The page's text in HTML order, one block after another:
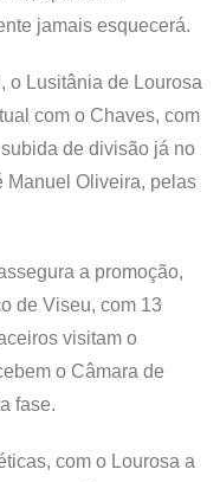
jamais esquecerá.
o Lusitânia de Lourosa
com o Chaves, com
de divisão já no
Manuel Oliveira, pelas
a promoção,
de Viseu, com 13
visitam o
o Câmara de
fase.
com o Lourosa a